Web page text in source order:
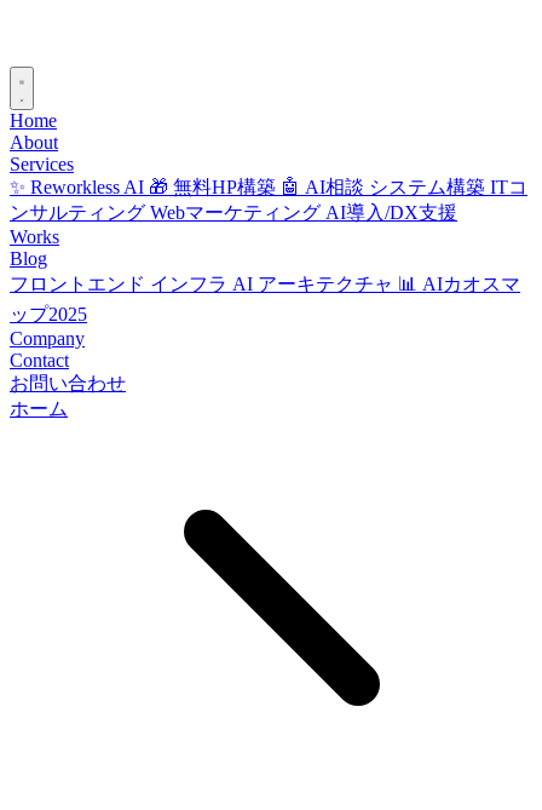
Home
About
Services
✨ Reworkless AI 🎁 無料HP構築 🤖 AI相談 システム構築 ITコ
ンサルティング Webマーケティング AI導入/DX支援
Works
Blog
フロントエンド インフラ AI アーキテクチャ 📊 AIカオスマ
ップ2025
Company
Contact
お問い合わせ
ホーム